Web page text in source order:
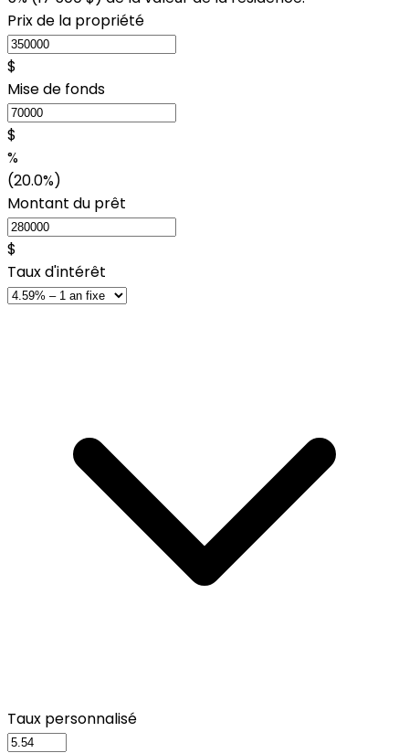
Prix de la propriété
$
Mise de fonds
$
%
(20.0%)
Montant du prêt
$
Taux d'intérêt
Taux personnalisé